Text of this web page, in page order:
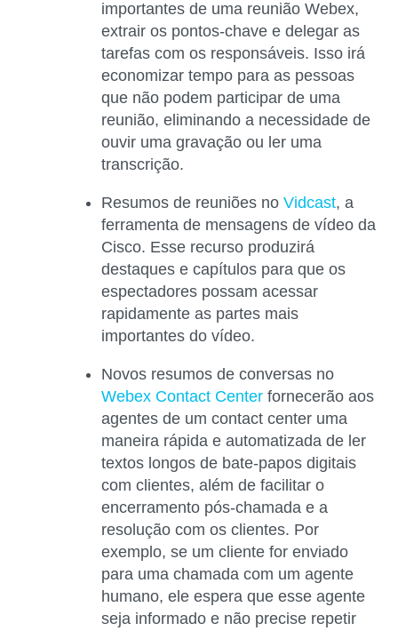
importantes de uma reunião Webex,
extrair os pontos-chave e delegar as
tarefas com os responsáveis. Isso irá
economizar tempo para as pessoas
que não podem participar de uma
reunião, eliminando a necessidade de
ouvir uma gravação ou ler uma
transcrição.
Resumos de reuniões no Vidcast, a
ferramenta de mensagens de vídeo da
Cisco. Esse recurso produzirá
destaques e capítulos para que os
espectadores possam acessar
rapidamente as partes mais
importantes do vídeo.
Novos resumos de conversas no
Webex Contact Center fornecerão aos
agentes de um contact center uma
maneira rápida e automatizada de ler
textos longos de bate-papos digitais
com clientes, além de facilitar o
encerramento pós-chamada e a
resolução com os clientes. Por
exemplo, se um cliente for enviado
para uma chamada com um agente
humano, ele espera que esse agente
seja informado e não precise repetir